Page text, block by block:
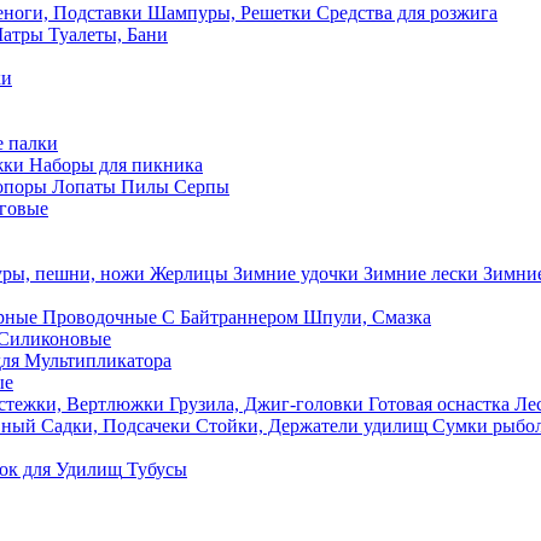
Подставки Шампуры, Решетки Средства для розжига
Туалеты, Бани
палки
Наборы для пикника
Лопаты Пилы Серпы
пешни, ножи Жерлицы Зимние удочки Зимние лески
Проводочные С Байтраннером Шпули, Смазка
Мультипликатора
Вертлюжки Грузила, Джиг-головки Готовая оснастка
Садки, Подсачеки Стойки, Держатели удилищ Сумки
для Удилищ Тубусы